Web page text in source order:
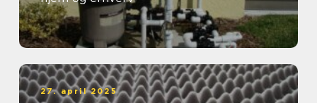
27. april 2025